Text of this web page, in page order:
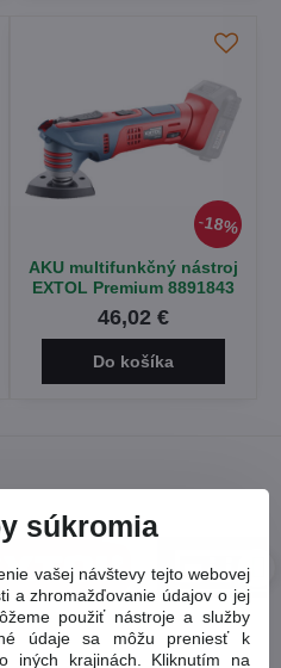
18%
AKU multifunkčný nástroj
EXTOL Premium 8891843
46,02 €
Do košíka
súkromia
vašej návštevy tejto webovej
a zhromažďovanie údajov o jej
použiť nástroje a služby
údaje sa môžu preniesť k
iných krajinách. Kliknutím na